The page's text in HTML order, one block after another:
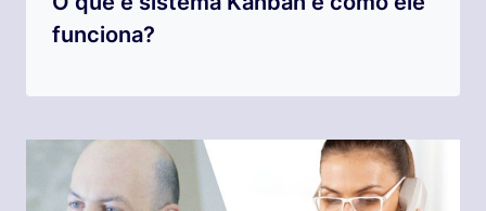
funciona?